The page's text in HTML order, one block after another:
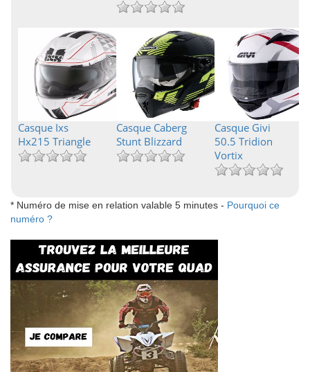
Casque Ixs
Hx215 Triangle
Casque Caberg
Stunt Blizzard
Casque Givi
50.5 Tridion
Vortix
* Numéro de mise en relation valable 5 minutes - Pourquoi ce
numéro ?